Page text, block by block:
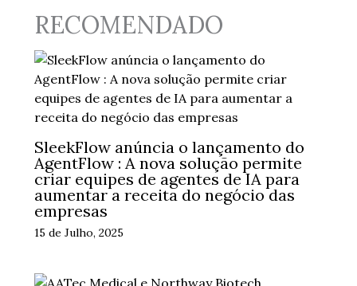
RECOMENDADO
SleekFlow anúncia o lançamento do
AgentFlow : A nova solução permite
criar equipes de agentes de IA para
aumentar a receita do negócio das
empresas
15 de Julho, 2025